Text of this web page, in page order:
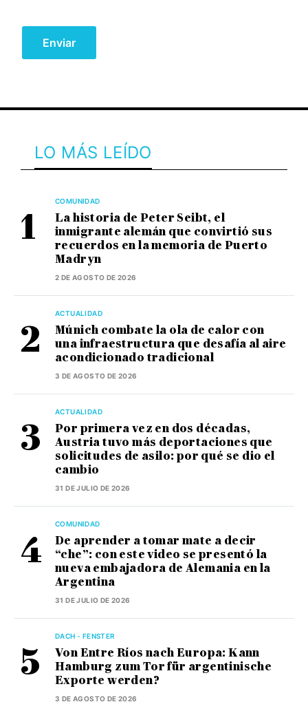
LO MÁS LEÍDO
COMUNIDAD
La historia de Peter Seibt, el
inmigrante alemán que convirtió sus
recuerdos en la memoria de Puerto
Madryn
2 DE AGOSTO DE 2026
ACTUALIDAD
Múnich combate la ola de calor con
una infraestructura que desafía al aire
acondicionado tradicional
3 DE AGOSTO DE 2026
ACTUALIDAD
Por primera vez en dos décadas,
Austria tuvo más deportaciones que
solicitudes de asilo: por qué se dio el
cambio
31 DE JULIO DE 2026
COMUNIDAD
De aprender a tomar mate a decir
“che”: con este video se presentó la
nueva embajadora de Alemania en la
Argentina
31 DE JULIO DE 2026
DACH - FENSTER
Von Entre Ríos nach Europa: Kann
Hamburg zum Tor für argentinische
Exporte werden?
3 DE AGOSTO DE 2026